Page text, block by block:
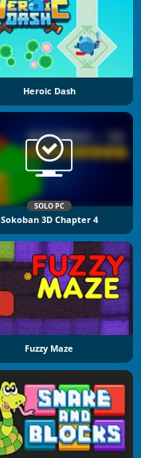
Heroic Dash
SOLO PC
Sokoban 3D Chapter 4
Fuzzy Maze